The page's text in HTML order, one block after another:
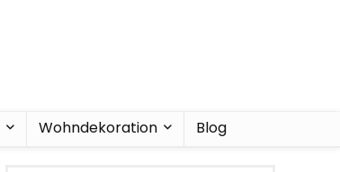
Wohndekoration Blog